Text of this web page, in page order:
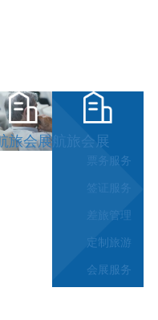
旅会展航旅会展
票务服务
签证服务
差旅管理
定制旅游
会展服务